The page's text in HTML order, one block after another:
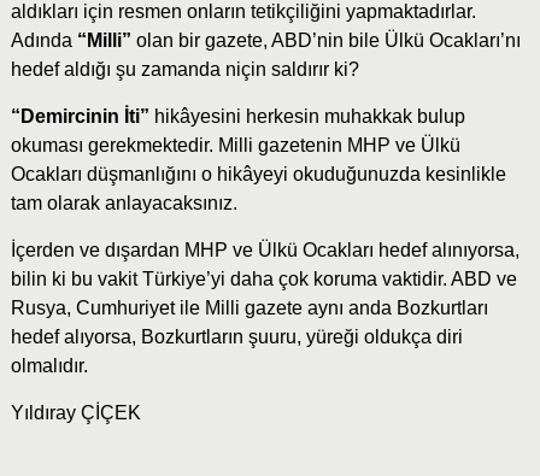
aldıkları için resmen onların tetikçiliğini yapmaktadırlar.
Adında “Milli” olan bir gazete, ABD’nin bile Ülkü Ocakları’nı
hedef aldığı şu zamanda niçin saldırır ki?
“Demircinin İti” hikâyesini herkesin muhakkak bulup
okuması gerekmektedir. Milli gazetenin MHP ve Ülkü
Ocakları düşmanlığını o hikâyeyi okuduğunuzda kesinlikle
tam olarak anlayacaksınız.
İçerden ve dışardan MHP ve Ülkü Ocakları hedef alınıyorsa,
bilin ki bu vakit Türkiye’yi daha çok koruma vaktidir. ABD ve
Rusya, Cumhuriyet ile Milli gazete aynı anda Bozkurtları
hedef alıyorsa, Bozkurtların şuuru, yüreği oldukça diri
olmalıdır.
Yıldıray ÇİÇEK